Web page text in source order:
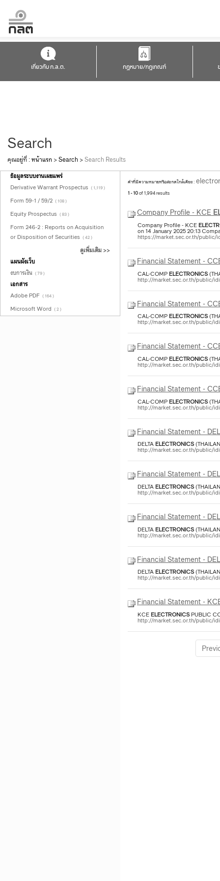
เกี่ยวกับ ก.ล.ต. กฎหมาย/กฎเกณฑ์
Search
คุณอยู่ที่ :หน้าแรก >Search >Search Results
ข้อมูลระบบงานเผยแพร่
Derivative Warrant Prospectus ( 1,119 )
Form 59-1 / 59/2 ( 108 )
Equity Prospectus ( 83 )
Form 246-2 : Reports on Acquisition
or Disposition of Securities ( 42 )
ดูเพิ่มเติม >>
แผนผังเว็บ
งบการเงิน ( 79 )
เอกสาร
Adobe PDF ( 164 )
Microsoft Word ( 2 )
คำที่มีความหมายหรือสะกดใกล้เคียง :
1 - 10of 1,994 results
Company Profile - KCE
Company Profile - KCE
on 14 January 2025 20:13
https://market.sec.or.th/
Financial Statement -
CAL-COMP ELECTRONICS
http://market.sec.or.th/public/
Financial Statement -
CAL-COMP ELECTRONICS
http://market.sec.or.th/public/
Financial Statement -
CAL-COMP ELECTRONICS
http://market.sec.or.th/public/
Financial Statement -
CAL-COMP ELECTRONICS
http://market.sec.or.th/public/
Financial Statement -
DELTA ELECTRONICS
http://market.sec.or.th/public/
Financial Statement -
DELTA ELECTRONICS
http://market.sec.or.th/public/
Financial Statement -
DELTA ELECTRONICS
http://market.sec.or.th/public/
Financial Statement -
DELTA ELECTRONICS
http://market.sec.or.th/public/
Financial Statement -
KCE ELECTRONICSPUBLIC
http://market.sec.or.th/public/